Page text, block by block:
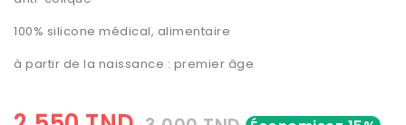
100% silicone médical, alimentaire
à partir de la naissance : premier âge